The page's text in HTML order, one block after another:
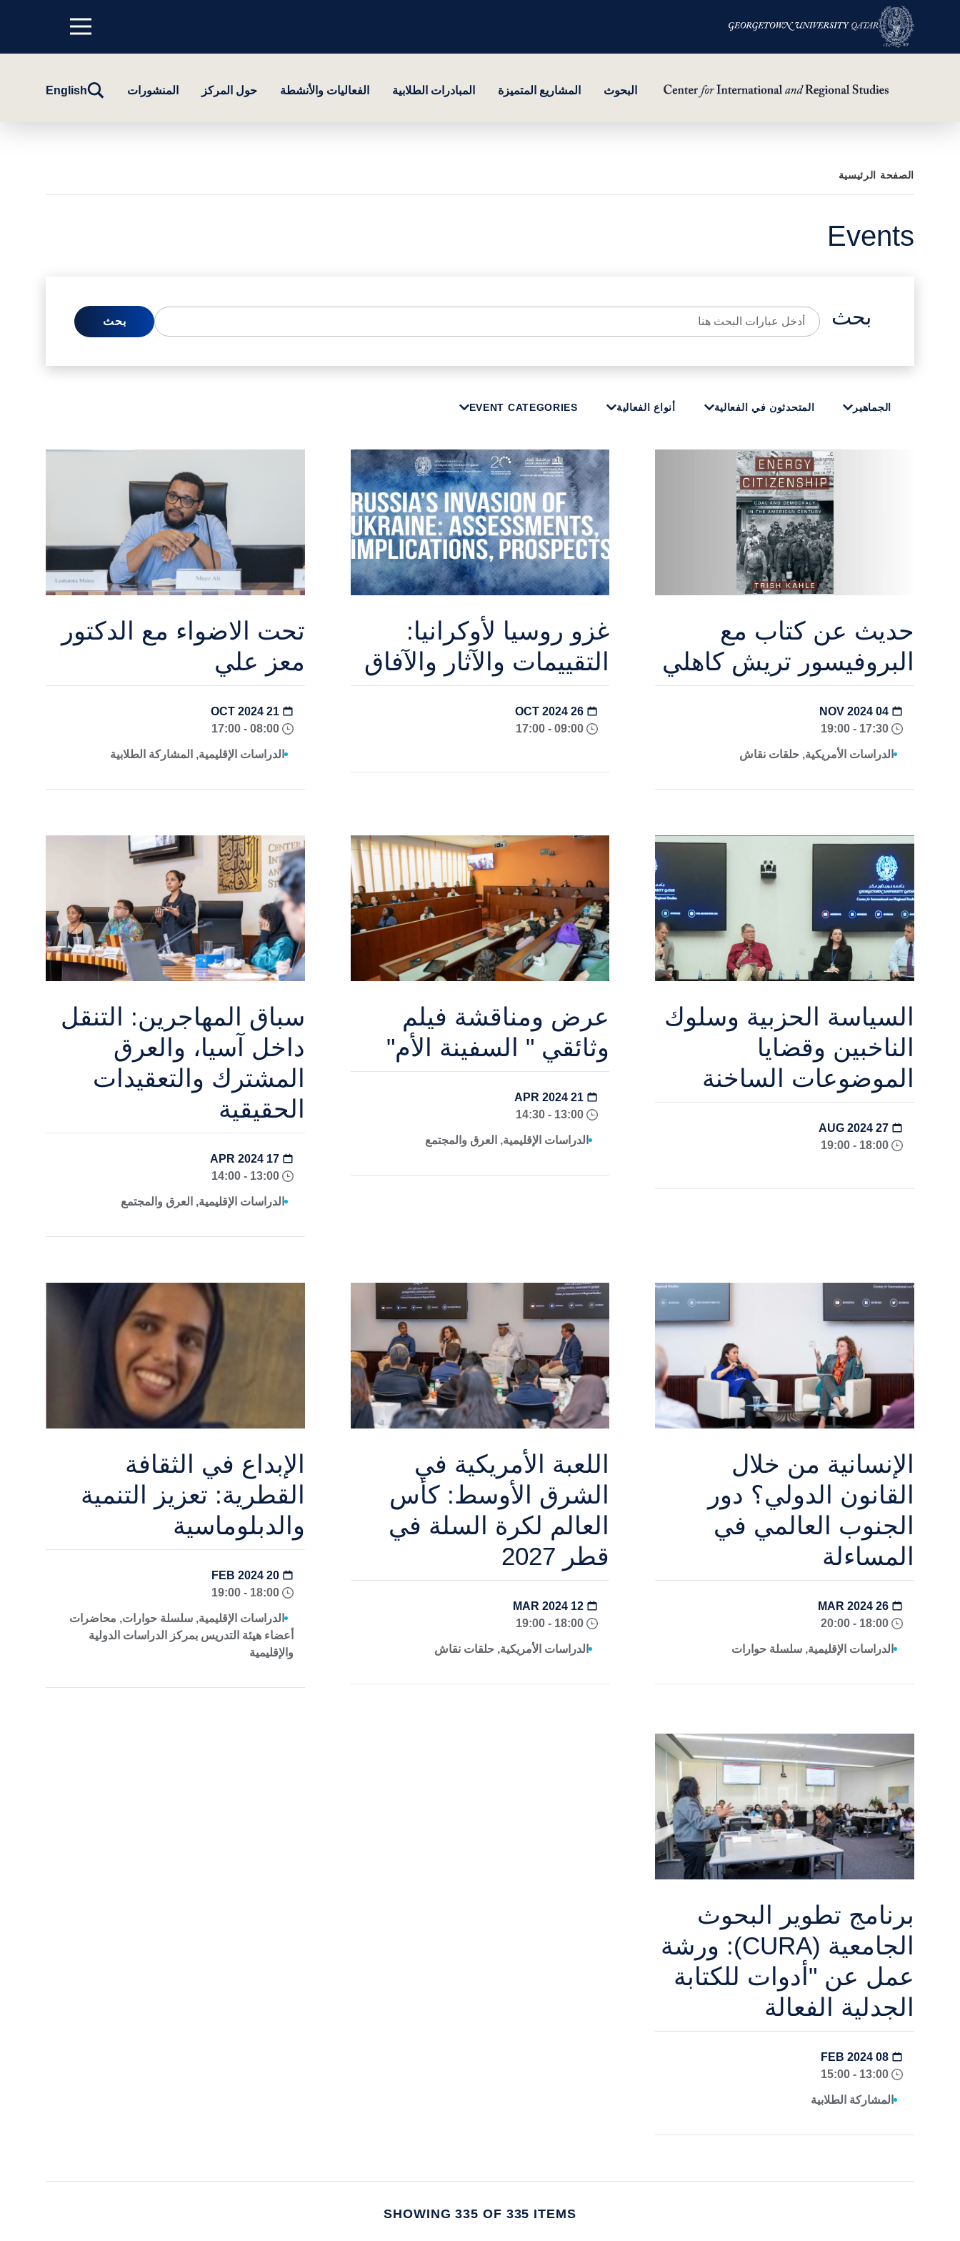
Menu
top
البحوث المشاريع المتميزة المبادرات الطلابية الفعاليات والأنشطة حول المركز المنشورات
تبديلEnglish
الصفحة الرئيسية
Events
بحث
الجماهير المتحدثون في الفعالية أنواع الفعالية EVENT CATEGORIES
حديث عن كتاب مع
البروفيسور تريش كاهلي
الدراسات الأمريكية, حلقات نقاش
غزو روسيا لأوكرانيا:
التقييمات والآثار والآفاق
09:00 - 17:00
تحت الاضواء مع الدكتور
معز علي
21 OCT 2024
08:00 - 17:00
الدراسات الإقليمية, المشاركة الطلابية
السياسة الحزبية وسلوك
الناخبين وقضايا
الموضوعات الساخنة
عرض ومناقشة فيلم
وثائقي " السفينة الأم"
13:00 - 14:30
الدراسات الإقليمية, العرق والمجتمع
سباق المهاجرين: التنقل
داخل آسيا، والعرق
المشترك والتعقيدات
الحقيقية
17 APR 2024
13:00 - 14:00
الدراسات الإقليمية, العرق والمجتمع
الإنسانية من خلال
القانون الدولي؟ دور
الجنوب العالمي في
المساءلة
الدراسات الإقليمية, سلسلة حوارات
اللعبة الأمريكية في
الشرق الأوسط: كأس
العالم لكرة السلة في
قطر 2027
18:00 - 19:00
الدراسات الأمريكية, حلقات نقاش
الإبداع في الثقافة
القطرية: تعزيز التنمية
والدبلوماسية
20 FEB 2024
18:00 - 19:00
الدراسات الإقليمية, سلسلة حوارات, محاضرات
أعضاء هيئة التدريس بمركز الدراسات الدولية
والإقليمية
برنامج تطوير البحوث
الجامعية (CURA): ورشة
عمل عن "أدوات للكتابة
الجدلية الفعالة
المشاركة الطلابية
SHOWING 335 OF 335 ITEMS